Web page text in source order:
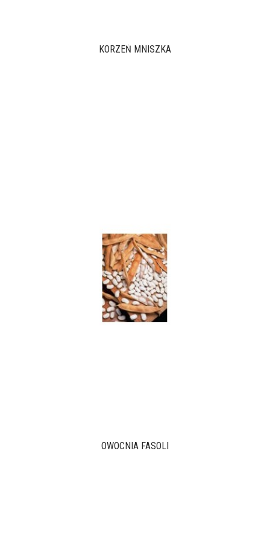
KORZEŃ MNISZKA
OWOCNIA FASOLI